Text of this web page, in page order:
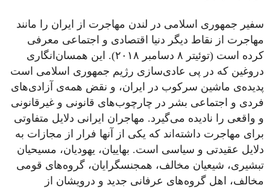
سفیر جمهوری اسلامی در لندن مهاجرت از ایران را مانند
مهاجرت از نقاط دیگر دنیا اقتصادی و اجتماعی معرفی
کرده است (توئیتر ۸ دسامبر ۲۰۱۸). این همسان‌انگاری
دروغین که در پی عادی‌سازی رژیم جمهوری اسلامی است
پدیده‌ی ماشین سرکوب در ایران، و نقض همه‌ی آزادی‌های
فردی و اجتماعی بشر در چارچوب‌های قانونی و غیرقانونی
و واقعی را نادیده می‌گیرد. مهاجران ایرانی دلایل متفاوتی
برای مهاجرت داشته‌اند که یکی از آنها فرار از مجازات به
دلایل عقیدتی و سیاسی است. بهاییان، یهودیان، مسیحیان
تبشیری، شیعیان مخالف، همجنسگرایان، گروه‌های قومی‌
مخالف، اهل گروه‌های عرفانی جدید و درویشان از